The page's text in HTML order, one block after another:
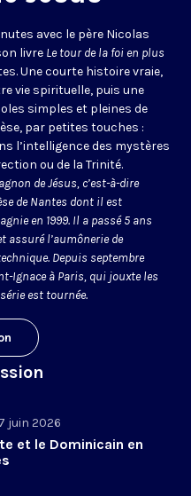
avec le père Nicolas
livre Le tour de la foi en plus
Une courte histoire vraie,
vie spirituelle, puis une
simples et pleines de
par petites touches :
l’intelligence des mystères
ou de la Trinité.
de Jésus, c’est-à-dire
de Nantes dont il est
en 1999. Il a passé 5 ans
assuré l’aumônerie de
Depuis septembre
Ignace à Paris, qui jouxte les
est tournée.
juin 2026
et le Dominicain en